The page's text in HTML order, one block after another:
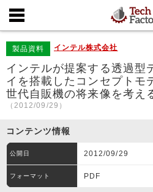
製品資料 インテル株式会社
インテルが提案する透過型
イを搭載したコンセプトモ
世代自販機の将来像を考え
（2012/09/29）
コンテンツ情報
公開日 2012/09/29
フォーマット PDF